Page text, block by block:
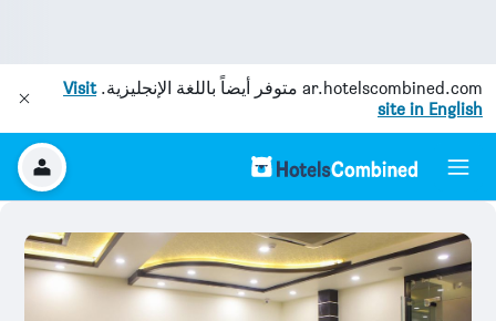
ar.hotelscombined.com متوفر أيضاً باللغة الإنجليزية.Visit
site in English